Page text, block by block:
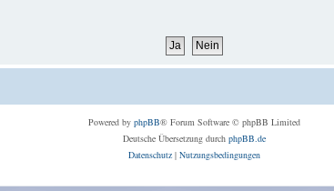
Powered by phpBB® Forum Software © phpBB Limited
Deutsche Übersetzung durch phpBB.de
Datenschutz| Nutzungsbedingungen